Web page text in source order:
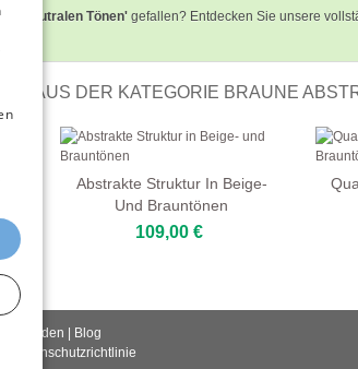
In Neutralen Tönen' gefallen? Entdecken Sie unsere
AUS DER KATEGORIE BRAUNE
Abstrakte Struktur In Beige-
Und Brauntönen
109,00 €
Anmelden | Blog
Datenschutzrichtlinie